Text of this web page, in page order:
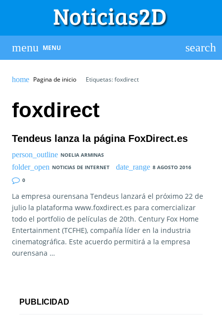
MENU
Pagina de inicio Etiquetas: foxdirect
foxdirect
Tendeus lanza la página FoxDirect.es
NOELIA ARMINAS
NOTICIAS DE INTERNET
8 AGOSTO 2016
0
La empresa ourensana Tendeus lanzará el próximo 22 de
julio la plataforma www.foxdirect.es para comercializar
todo el portfolio de películas de 20th. Century Fox Home
Entertainment (TCFHE), compañía líder en la industria
cinematográfica. Este acuerdo permitirá a la empresa
ourensana …
PUBLICIDAD